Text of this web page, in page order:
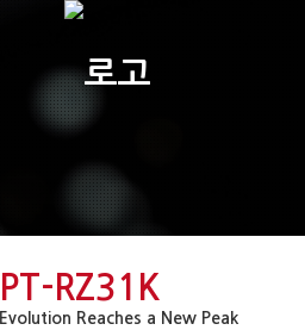
PT-RZ31K
Evolution Reaches a New Peak